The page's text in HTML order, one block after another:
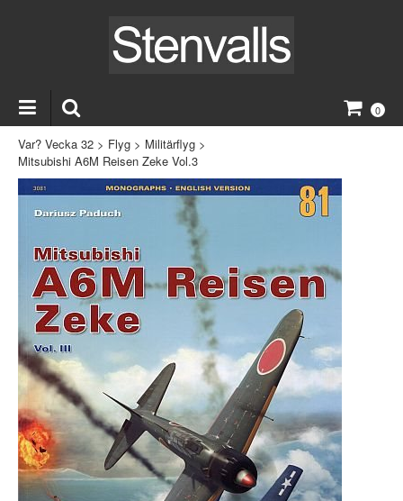
0
Var? Vecka 32 > Flyg > Militärflyg >
Mitsubishi A6M Reisen Zeke Vol.3